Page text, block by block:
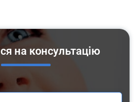
на консультацію